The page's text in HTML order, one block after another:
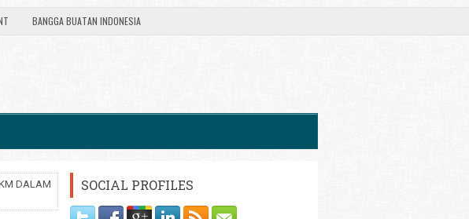
BANGGA BUATAN INDONESIA
DALAM
SOCIAL PROFILES